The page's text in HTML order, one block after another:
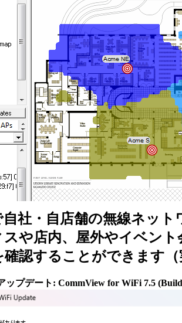
自社・自店舗の無線ネット
や店内、屋外やイベント
認することができます（
ップデート: CommView for WiFi 7.5